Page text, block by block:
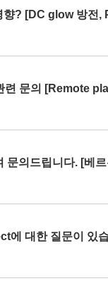
향? [DC glow 방전
련 문의 [Remote
문의드립니다. [베르